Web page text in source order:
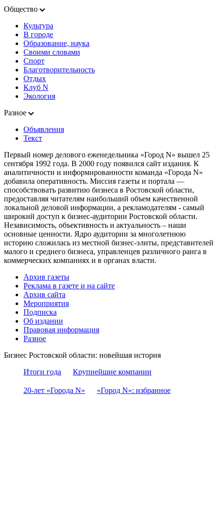
Общество
Культура
В городе
Образование, наука
Своими словами
Спорт
Благотворительность
Отдых
Клуб N
Экология
Разное
Объявления
Текст
Первый номер делового еженедельника «Город N» вышел 25
сентября 1992 года. В 2000 году появился сайт издания. К
аналитичности и информированности команда «Города N»
добавила оперативность. Миссия газеты и портала —
способствовать развитию бизнеса в Ростовской области,
предоставляя читателям наибольший объем качественной
локальной деловой информации, а рекламодателям - самый
широкий доступ к бизнес-аудитории Ростовской области.
Независимость, объективность и актуальность – наши
основные ценности. Ядро аудитории за многолетнюю
историю сложилась из местной бизнес-элиты, представителей
малого и среднего бизнеса, управленцев различного ранга в
коммерческих компаниях и в органах власти.
Архив газеты
Реклама в газете и на сайте
Архив сайта
Мероприятия
Подписка
Об издании
Правовая информация
Разное
Бизнес Ростовской области: новейшая история
Итоги года
Крупнейшие компании
20-лет «Города N» «Город N»: избранное